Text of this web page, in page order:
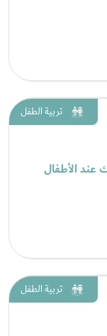
تربية الطفل
عند الأطفال
تربية الطفل